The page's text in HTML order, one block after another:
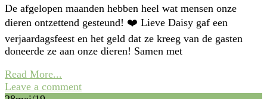
De afgelopen maanden hebben heel wat mensen onze
dieren ontzettend gesteund! ❤️ Lieve Daisy gaf een
verjaardagsfeest en het geld dat ze kreeg van de gasten
doneerde ze aan onze dieren! Samen met
Read More...
Leave a comment